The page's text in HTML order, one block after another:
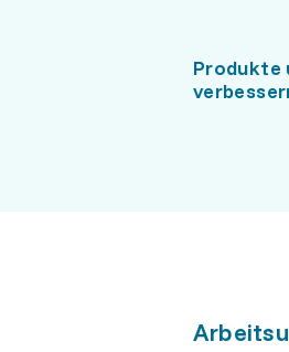
Produkte